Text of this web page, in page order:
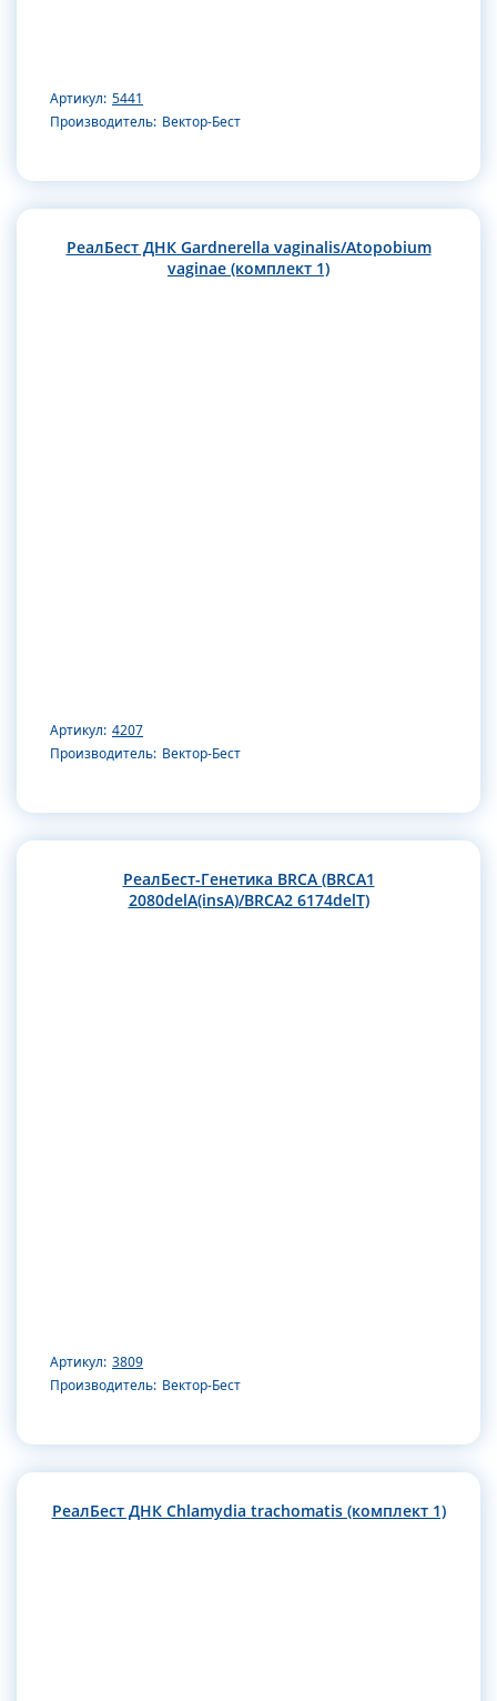
Артикул: 5441
Производитель: Вектор-Бест
РеалБест ДНК Gardnerella vaginalis/Atopobium
vaginae (комплект 1)
Артикул: 4207
Производитель: Вектор-Бест
РеалБест-Генетика BRCA (BRCA1
2080delA(insA)/BRCA2 6174delT)
Артикул: 3809
Производитель: Вектор-Бест
РеалБест ДНК Chlamydia trachomatis (комплект 1)